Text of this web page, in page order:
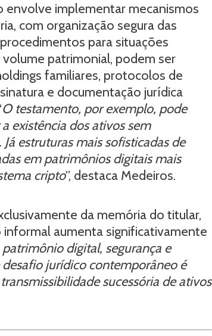
envolve implementar mecanismos
com organização segura das
para situações
patrimonial, podem ser
familiares, protocolos de
e documentação jurídica
O testamento, por exemplo, pode
existência dos ativos sem
estruturas mais sofisticadas de
em patrimônios digitais mais
cripto”, destaca Medeiros.
da memória do titular,
aumenta significativamente
patrimônio digital, segurança e
jurídico contemporâneo é
sucessória de ativos